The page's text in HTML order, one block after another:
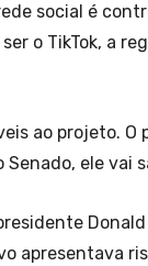
social é
o TikTok, a
ao projeto. O
Senado, ele vai
Donald
apresentava